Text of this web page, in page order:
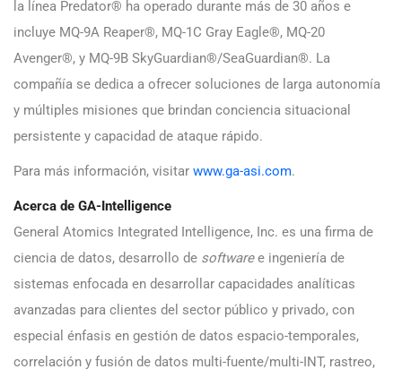
la línea Predator® ha operado durante más de 30 años e
incluye MQ-9A Reaper®, MQ-1C Gray Eagle®, MQ-20
Avenger®, y MQ-9B SkyGuardian®/SeaGuardian®. La
compañía se dedica a ofrecer soluciones de larga autonomía
y múltiples misiones que brindan conciencia situacional
persistente y capacidad de ataque rápido.
Para más información, visitar www.ga-asi.com.
Acerca de GA-Intelligence
General Atomics Integrated Intelligence, Inc. es una firma de
ciencia de datos, desarrollo de softwaree ingeniería de
sistemas enfocada en desarrollar capacidades analíticas
avanzadas para clientes del sector público y privado, con
especial énfasis en gestión de datos espacio-temporales,
correlación y fusión de datos multi-fuente/multi-INT, rastreo,